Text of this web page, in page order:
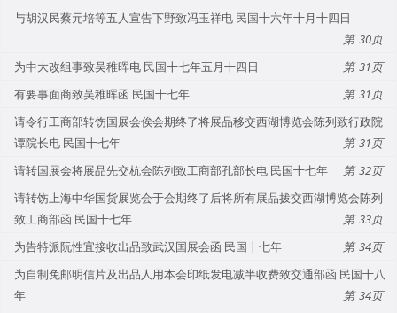
与胡汉民蔡元培等五人宣告下野致冯玉祥电 民国十六年十月十四日
30
为中大改组事致吴稚晖电 民国十七年五月十四日
31
有要事面商致吴稚晖函 民国十七年
31
请令行工商部转饬国展会俟会期终了将展品移交西湖博览会陈列致行政院
谭院长电 民国十七年
31
请转国展会将展品先交杭会陈列致工商部孔部长电 民国十七年
32
请转饬上海中华国货展览会于会期终了后将所有展品拨交西湖博览会陈列
致工商部函 民国十七年
33
为告特派阮性宜接收出品致武汉国展会函 民国十七年
34
为自制免邮明信片及出品人用本会印纸发电减半收费致交通部函 民国十八
年
34